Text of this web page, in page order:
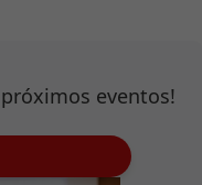
eventos!